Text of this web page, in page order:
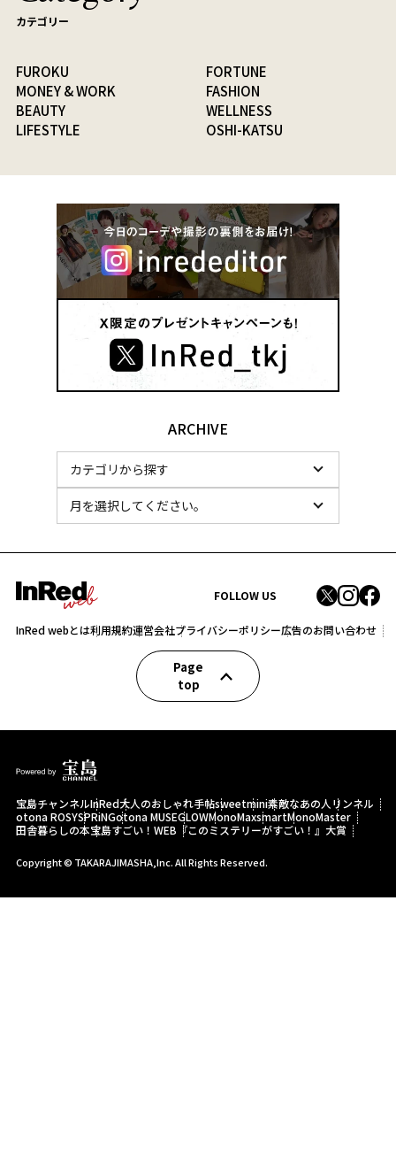
カテゴリー
FUROKU
FORTUNE
MONEY & WORK
FASHION
BEAUTY
WELLNESS
LIFESTYLE
OSHI-KATSU
ARCHIVE
FOLLOW US
InRed webとは利用規約運営会社プライバシーポリシー広告のお問い合わせ
Page
top
宝島チャンネルInRed大人のおしゃれ手帖sweetmini素敵なあの人 リンネル
otona ROSYSPRiNGotona MUSEGLOWMonoMaxsmartMonoMaster
田舎暮らしの本宝島すごい！WEB 『このミステリーがすごい！』大賞
Copyright © TAKARAJIMASHA,Inc. All Rights Reserved.